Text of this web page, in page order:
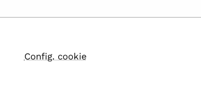
Config. cookie